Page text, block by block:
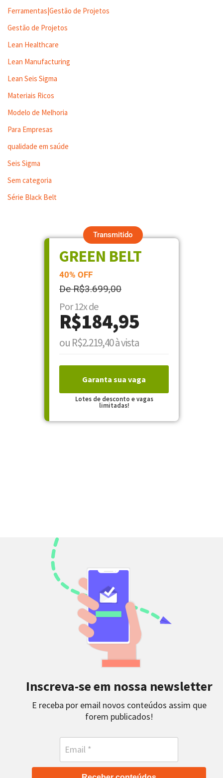
Ferramentas|Gestão de Projetos
Gestão de Projetos
Lean Healthcare
Lean Manufacturing
Lean Seis Sigma
Materiais Ricos
Modelo de Melhoria
Para Empresas
qualidade em saúde
Seis Sigma
Sem categoria
Série Black Belt
Transmitido
GREEN BELT
40% OFF
De R$3.699,00
Por 12x de
R$184,95
ou R$2.219,40 à vista
Garanta sua vaga
Lotes de desconto e vagas
limitadas!
Inscreva-se em nossa newsletter
E receba por email novos conteúdos assim que
forem publicados!